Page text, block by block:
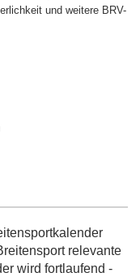
und weitere BRV-
relevante
wird fortlaufend -